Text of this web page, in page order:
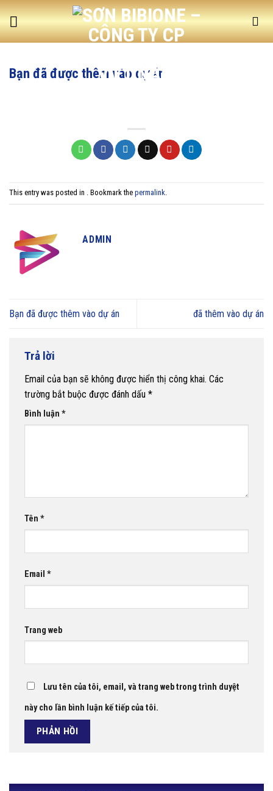
Skip
content
Bạn đã được thêm vào dự án
This entry was posted in . Bookmark the permalink.
ADMIN
Bạn đã được thêm vào dự án đã thêm vào dự án
Trả lời
Email của bạn sẽ không được hiển thị công khai. Các
trường bắt buộc được đánh dấu *
Bình luận *
Tên *
Email *
Trang web
Lưu tên của tôi, email, và trang web trong trình duyệt
này cho lần bình luận kế tiếp của tôi.